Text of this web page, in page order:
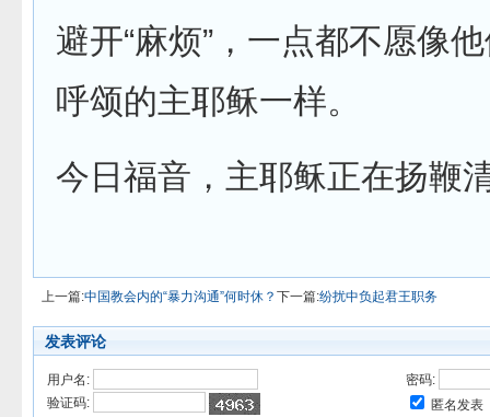
避开“麻烦”，一点都不愿像
呼颂的主耶稣一样。
今日福音，主耶稣正在扬鞭
上一篇:中国教会内的“暴力沟通”何时休？ 下一篇:纷扰中负起君王职务
发表评论
用户名:
密码:
验证码:
匿名发表